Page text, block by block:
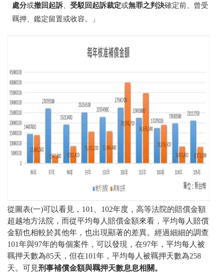
處分或撤回起訴 受駁回起訴裁定或無罪之判決確定前、曾受
羈押、鑑定留置或收容。」
從圖表(一)可以看見，101、102年度，高等法院的賠償金額
超越地方法院，而從平均每人賠償金額來看，平均每人賠償
金額也相較於其他年，也出現顯著的差異。經過細細的調查
101年與97年的每個案件，可以發現，在97年，平均每人被
羈押天數為85天，但在101年，平均每人被羈押天數為258
天。可見刑事補償金額與羈押天數息息相關。